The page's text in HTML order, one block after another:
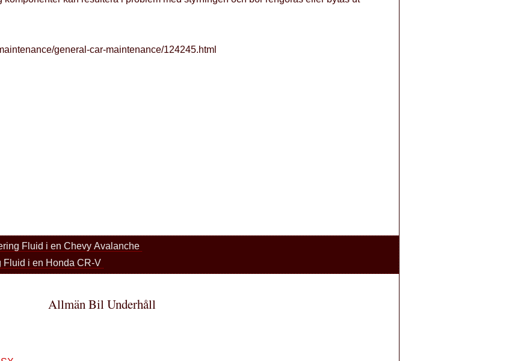
general-car-maintenance/124245.html
Fluid i en Chevy Avalanche
Fluid i en Honda CR-V
Allmän Bil Underhåll